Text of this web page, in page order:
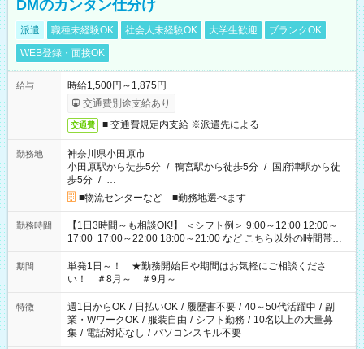
DMのカンタン仕分け
派遣 職種未経験OK 社会人未経験OK 大学生歓迎
ブランクOK
WEB登録・面接OK
給与
時給1,500円～1,875円
交通費別途支給あり
交通費 ■ 交通費規定内支給 ※派遣先による
勤務地
神奈川県小田原市
小田原駅から徒歩5分 / 鴨宮駅から徒歩5分 / 国府津駅から徒
歩5分 / …
■物流センターなど ■勤務地選べます
勤務時間
【1日3時間～も相談OK!】 ＜シフト例＞ 9:00～12:00 12:00～
17:00 17:00～22:00 18:00～21:00 など こちら以外の時間帯も
お気軽にご相談ください！
期間
単発1日～！ ★勤務開始日や期間はお気軽にご相談くださ
い！ ＃8月～ ＃9月～
特徴 週1日からOK / 日払いOK / 履歴書不要 / 40～50代活躍中 / 副
業・WワークOK / 服装自由 / シフト勤務 / 10名以上の大量募
集 / 電話対応なし / パソコンスキル不要